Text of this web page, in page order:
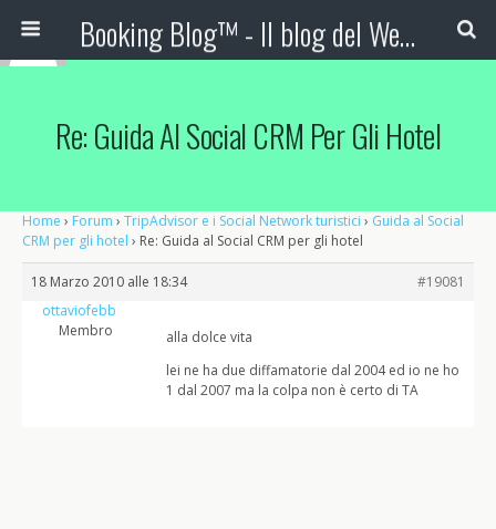
Booking Blog™ - Il blog del Web Marketing Turistico
Re: Guida Al Social CRM Per Gli Hotel
Home › Forum › TripAdvisor e i Social Network turistici › Guida al Social
CRM per gli hotel › Re: Guida al Social CRM per gli hotel
18 Marzo 2010 alle 18:34
#19081
ottaviofebb
Membro
alla dolce vita
lei ne ha due diffamatorie dal 2004 ed io ne ho
1 dal 2007 ma la colpa non è certo di TA